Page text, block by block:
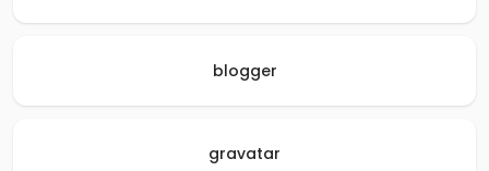
blogger
gravatar